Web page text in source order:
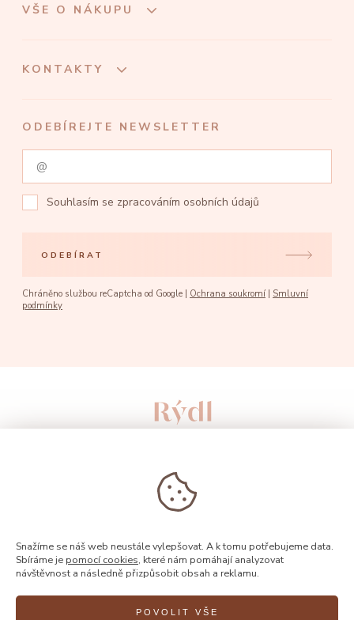
VŠE O NÁKUPU
KONTAKTY
ODEBÍREJTE NEWSLETTER
Souhlasím se zpracováním osobních údajů
ODEBÍRAT
Chráněno službou reCaptcha od Google | Ochrana soukromí
Smluvní
podmínky
Snažíme se náš web neustále vylepšovat. A k tomu potřebujeme data.
Sbíráme je pomocí cookies, které nám pomáhají analyzovat
návštěvnost a následně přizpůsobit obsah a reklamu.
POVOLIT VŠE